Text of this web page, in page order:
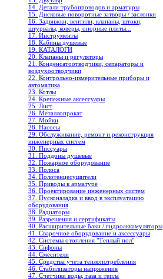
14. Детали трубопроводов и арматуры
15. Дисковые поворотные затворы / заслонки
16. Задвижки, вентили, клапаны, штоки,
штурвалы, коверы, опорные плиты...
17. Инструменты
18. Кабины душевые
19. КАТАЛОГИ
20. Клапаны и регуляторы
21. Конденсатоотводчики, сепараторы и
воздухоотводчики
22. Контрольно-измерительные приборы и
автоматика
23. Котлы
24. Крепежные аксессуары
25. Лист
26. Металлопрокат
27. Мойки
28. Насосы
29. Обслуживание, ремонт и реконструкция
инженерных систем
30. Писсуары
31. Поддоны душевые
32. Пожарное оборудование
33. Полоса
34. Полотенцесушители
35. Приводы к арматуре
36. Проектирование инженерных систем
37. Пусконаладка и ввод в эксплуатацию
оборудования
38. Радиаторы
39. Разрешения и сертификаты
40. Расширительные баки / гидроаккамуляторы
41. Сварочное оборудование и аксессуары
42. Системы отопления "Теплый пол"
43. Сифоны
44. Смесители
45. Средства учета теплопотребления
46. Стабилизаторы напряжения
47. Счетчики воды, газа и тепла